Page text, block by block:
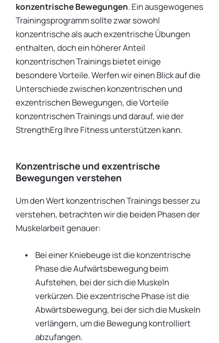
konzentrische Bewegungen. Ein ausgewogenes
Trainingsprogramm sollte zwar sowohl
konzentrische als auch exzentrische Übungen
enthalten, doch ein höherer Anteil
konzentrischen Trainings bietet einige
besondere Vorteile. Werfen wir einen Blick auf die
Unterschiede zwischen konzentrischen und
exzentrischen Bewegungen, die Vorteile
konzentrischen Trainings und darauf, wie der
StrengthErg Ihre Fitness unterstützen kann.
Konzentrische und exzentrische
Bewegungen verstehen
Um den Wert konzentrischen Trainings besser zu
verstehen, betrachten wir die beiden Phasen der
Muskelarbeit genauer:
Bei einer Kniebeuge ist die konzentrische
Phase die Aufwärtsbewegung beim
Aufstehen, bei der sich die Muskeln
verkürzen. Die exzentrische Phase ist die
Abwärtsbewegung, bei der sich die Muskeln
verlängern, um die Bewegung kontrolliert
abzufangen.